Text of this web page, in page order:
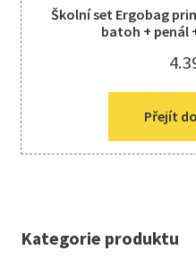
Školní set Ergobag
batoh + penál
Přejít
Kategorie produktu